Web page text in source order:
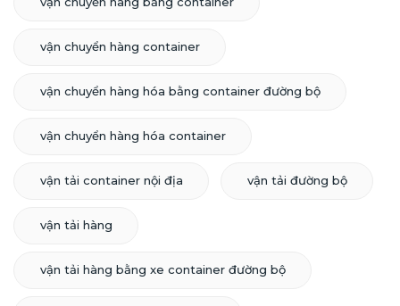
vận chuyển hàng container
vận chuyển hàng hóa bằng container đường bộ
vận chuyển hàng hóa container
vận tải container nội địa vận tải đường bộ
vận tải hàng
vận tải hàng bằng xe container đường bộ